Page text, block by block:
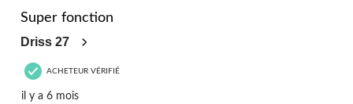
Super fonction
Driss 27
ACHETEUR VÉRIFIÉ
il y a 6 mois